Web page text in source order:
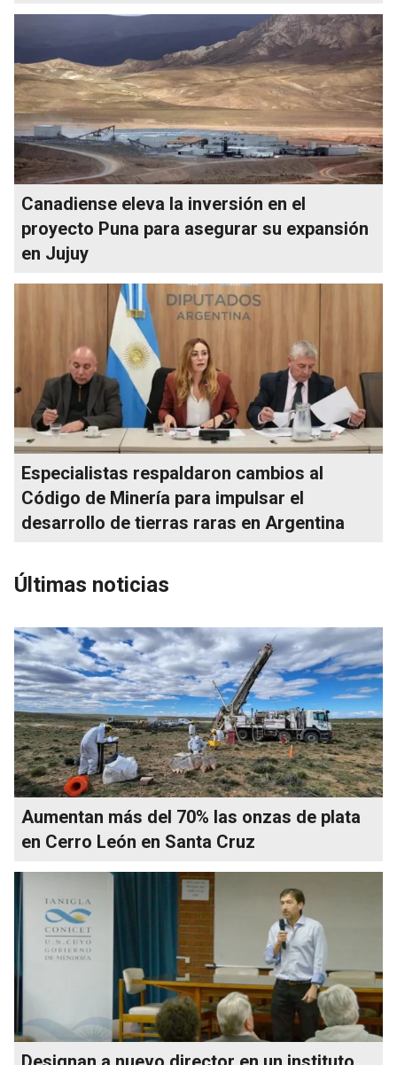
Canadiense eleva la inversión en el
proyecto Puna para asegurar su expansión
en Jujuy
Especialistas respaldaron cambios al
Código de Minería para impulsar el
desarrollo de tierras raras en Argentina
Últimas noticias
Aumentan más del 70% las onzas de plata
en Cerro León en Santa Cruz